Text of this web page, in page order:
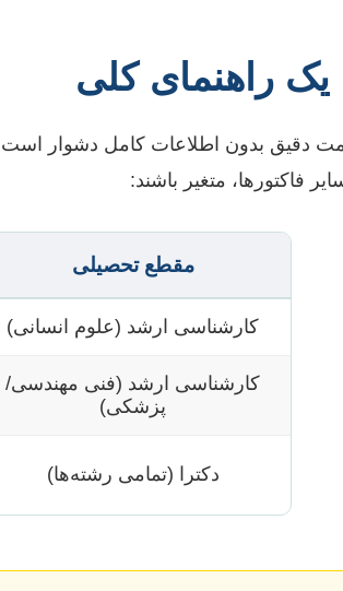
راهنمای کلی
دقیق بدون اطلاعات کامل دشوار
فاکتورها، متغیر باشند:
مقطع تحصیلی
کارشناسی ارشد (علوم انسانی)
کارشناسی ارشد (فنی مهندسی/
پزشکی)
دکترا (تمامی رشته‌ها)